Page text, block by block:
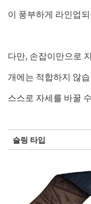
이 풍부하게 라인업
다만, 손잡이만으로
개에는 적합하지 않
스스로 자세를 바꿀
슬링 타입